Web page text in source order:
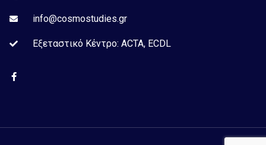
info@cosmostudies.gr
Εξεταστικό Kέντρο: ACTA, ECDL